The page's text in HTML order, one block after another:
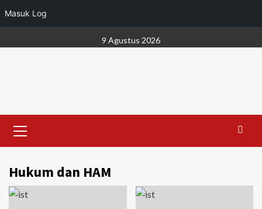
Masuk Log
to
9 Agustus 2026
Menu
Hukum dan HAM